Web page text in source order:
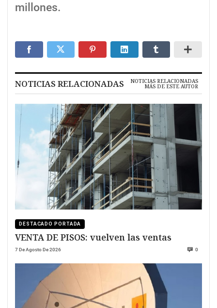
millones.
NOTICIAS RELACIONADAS NOTICIAS RELACIONADAS
MÁS DE ESTE AUTOR
DESTACADO PORTADA
VENTA DE PISOS: vuelven las ventas
7 De Agosto De 2026 0